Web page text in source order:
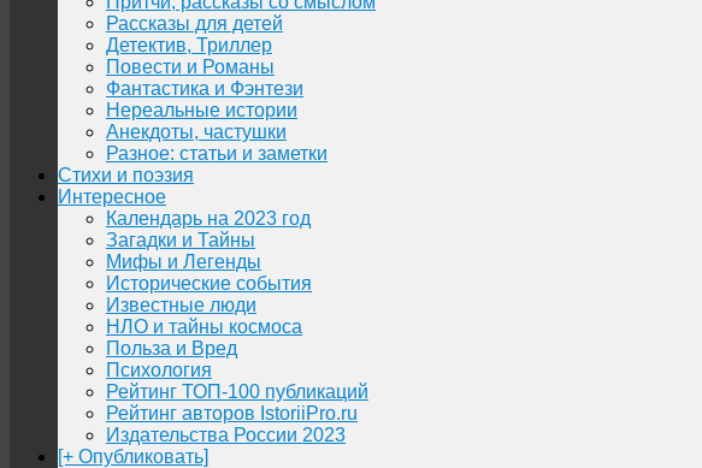
Рассказы для детей
Детектив, Триллер
Повести и Романы
Фантастика и Фэнтези
Нереальные истории
Анекдоты, частушки
Разное: статьи и заметки
Стихи и поэзия
Интересное
Календарь на 2023 год
Загадки и Тайны
Мифы и Легенды
Исторические события
Известные люди
НЛО и тайны космоса
Польза и Вред
Психология
Рейтинг ТОП-100 публикаций
Рейтинг авторов IstoriiPro.ru
Издательства России 2023
[+ Опубликовать]